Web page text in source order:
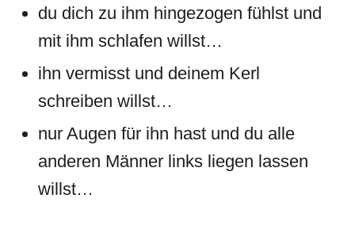
du dich zu ihm hingezogen fühlst und
mit ihm schlafen willst…
ihn vermisst und deinem Kerl
schreiben willst…
nur Augen für ihn hast und du alle
anderen Männer links liegen lassen
willst…